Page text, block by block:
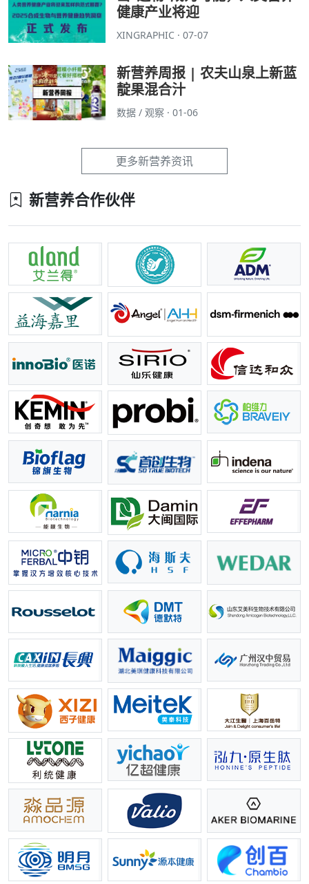
健康产业将迎
XINGRAPHIC · 07-07
新营养周报 | 农夫山泉上新蓝
靛果混合汁
数据 / 观察 · 01-06
更多新营养资讯
新营养合作伙伴